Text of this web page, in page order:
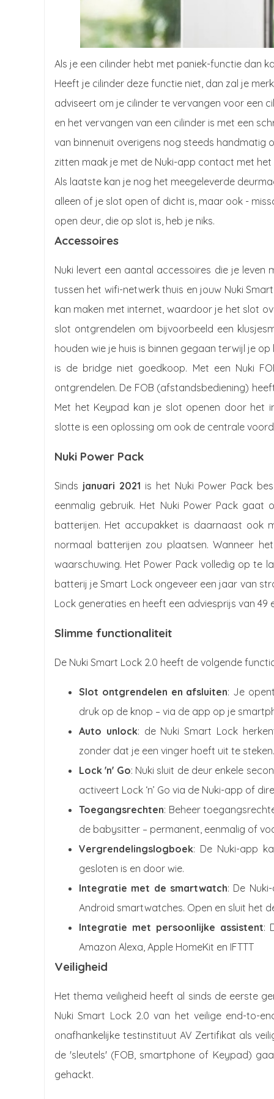
Als je een cilinder hebt met paniek-functie dan
Heeft je cilinder deze functie niet, dan zal je
adviseert om je cilinder te vervangen voor een
en het vervangen van een cilinder is met een
van binnenuit overigens nog steeds handmatig
zitten maak je met de Nuki-app contact met
Als laatste kan je nog het meegeleverde
alleen of je slot open of dicht is, maar ook -
open deur, die op slot is, heb je niks.
Accessoires
Nuki levert een aantal accessoires die je leven
tussen het wifi-netwerk thuis en jouw Nuki
kan maken met internet, waardoor je het slot
slot ontgrendelen om bijvoorbeeld een
houden wie je huis is binnen gegaan terwijl je
is de bridge niet goedkoop. Met een Nuki
ontgrendelen. De FOB (afstandsbediening)
Met het Keypad kan je slot openen door het
slotte is een oplossing om ook de centrale
Nuki Power Pack
Sinds januari 2021 is het Nuki Power Pack
eenmalig gebruik. Het Nuki Power Pack
batterijen. Het accupakket is daarnaast ook
normaal batterijen zou plaatsen. Wanneer
waarschuwing. Het Power Pack volledig op te
batterij je Smart Lock ongeveer een jaar van
Lock generaties en heeft een adviesprijs van 49
Slimme functionaliteit
De Nuki Smart Lock 2.0 heeft de volgende
Slot ontgrendelen en afsluiten: Je
druk op de knop – via de app op je
Auto unlock: de Nuki Smart Lock
zonder dat je een vinger hoeft uit te steken.
Lock 'n' Go: Nuki sluit de deur enkele
activeert Lock ‘n’ Go via de Nuki-app of
Toegangsrechten: Beheer
de babysitter – permanent, eenmalig of
Vergrendelingslogboek: De Nuki-app
gesloten is en door wie.
Integratie met de smartwatch: De
Android smartwatches. Open en sluit het
Integratie met persoonlijke assistent:
Amazon Alexa, Apple HomeKit en IFTTT
Veiligheid
Het thema veiligheid heeft al sinds de eerste
Nuki Smart Lock 2.0 van het veilige end-to-
onafhankelijke testinstituut AV Zertifikat als
de 'sleutels' (FOB, smartphone of Keypad)
gehackt.